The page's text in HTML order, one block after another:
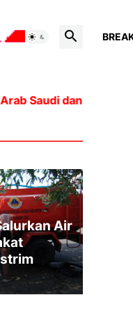
Saudi dan Rusia,
Air